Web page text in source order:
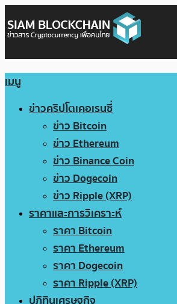
เมนู
ข่าวคริปโตเคอเรนซี่
ข่าว Bitcoin
ข่าว Ethereum
ข่าว Binance Coin
ข่าว Dogecoin
ข่าว Ripple (XRP)
ราคาและการวิเคราะห์
ราคา Bitcoin
ราคา Ethereum
ราคา Dogecoin
ราคา Ripple (XRP)